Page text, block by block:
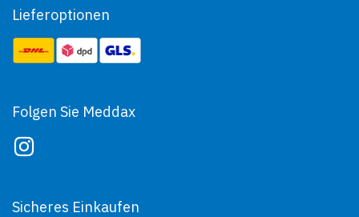
Lieferoptionen
Folgen Sie Meddax
Sicheres Einkaufen